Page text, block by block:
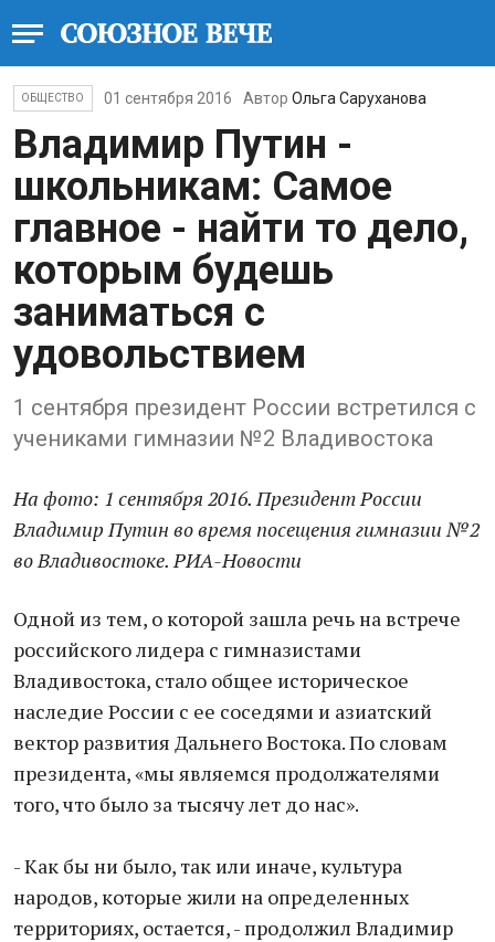
ОБЩЕСТВО 01 сентября 2016 Автор Ольга Саруханова
Владимир Путин -
школьникам: Самое
главное - найти то дело,
которым будешь
заниматься с
удовольствием
1 сентября президент России встретился с
учениками гимназии №2 Владивостока
На фото: 1 сентября 2016. Президент России
Владимир Путин во время посещения гимназии №2
во Владивостоке. РИА-Новости
Одной из тем, о которой зашла речь на встрече
российского лидера с гимназистами
Владивостока, стало общее историческое
наследие России с ее соседями и азиатский
вектор развития Дальнего Востока. По словам
президента, «мы являемся продолжателями
того, что было за тысячу лет до нас».
- Как бы ни было, так или иначе, культура
народов, которые жили на определенных
территориях, остается, - продолжил Владимир